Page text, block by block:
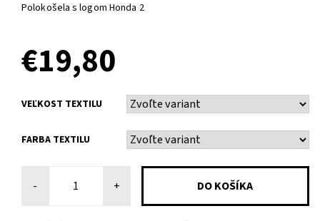
Polokošela s logom Honda 2
€19,80
VEĽKOST TEXTILU
FARBA TEXTILU
- +